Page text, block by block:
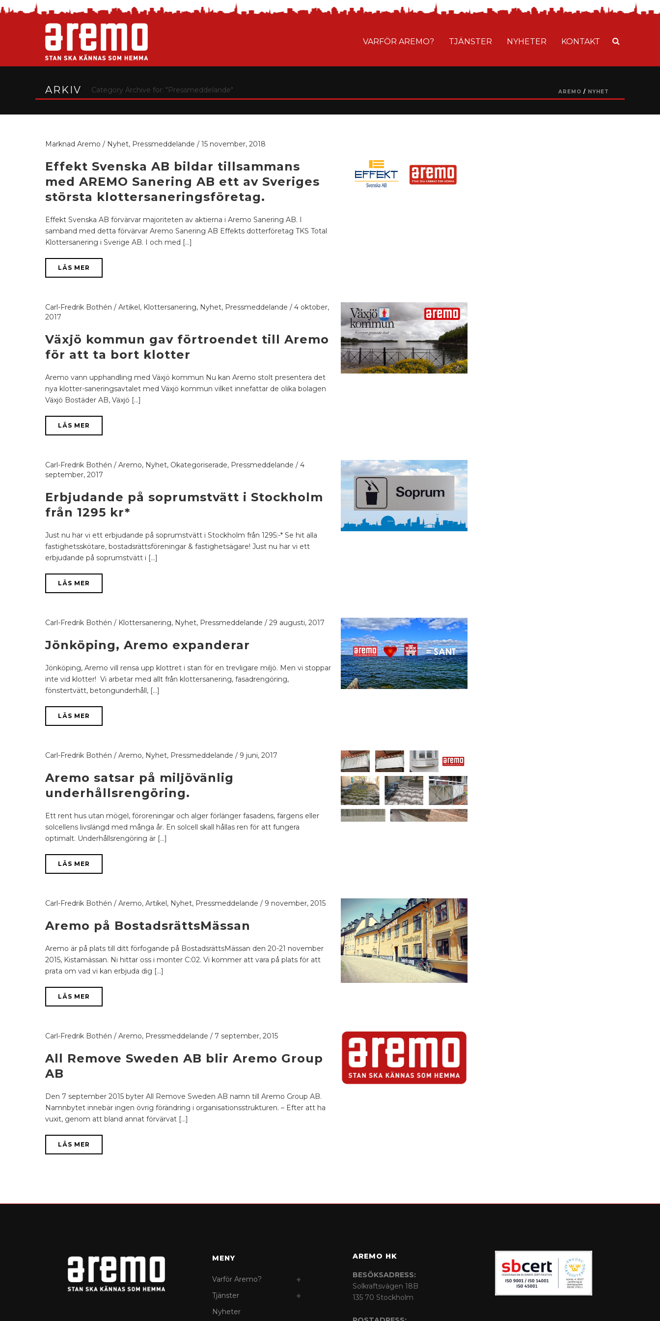
VARFÖR AREMO? TJÄNSTER NYHETER KONTAKT
ARKIV Category Archive for: "Pressmeddelande" AREMO / NYHET
Marknad Aremo / Nyhet, Pressmeddelande / 15 november, 2018
Effekt Svenska AB bildar tillsammans
med AREMO Sanering AB ett av Sveriges
största klottersaneringsföretag.
Effekt Svenska AB förvärvar majoriteten av aktierna i Aremo Sanering AB. I
samband med detta förvärvar Aremo Sanering AB Effekts dotterföretag TKS Total
Klottersanering i Sverige AB. I och med [...]
LÄS MER
Carl-Fredrik Bothén / Artikel, Klottersanering, Nyhet, Pressmeddelande / 4 oktober,
2017
Växjö kommun gav förtroendet till Aremo
för att ta bort klotter
Aremo vann upphandling med Växjö kommun Nu kan Aremo stolt presentera det
nya klotter-saneringsavtalet med Växjö kommun vilket innefattar de olika bolagen
Växjö Bostäder AB, Växjö [...]
LÄS MER
Carl-Fredrik Bothén / Aremo, Nyhet, Okategoriserade, Pressmeddelande / 4
september, 2017
Erbjudande på soprumstvätt i Stockholm
från 1295 kr*
Just nu har vi ett erbjudande på soprumstvätt i Stockholm från 1295:-* Se hit alla
fastighetsskötare, bostadsrättsföreningar & fastighetsägare! Just nu har vi ett
erbjudande på soprumstvätt i [...]
LÄS MER
Carl-Fredrik Bothén / Klottersanering, Nyhet, Pressmeddelande / 29 augusti, 2017
Jönköping, Aremo expanderar
Jönköping, Aremo vill rensa upp klottret i stan för en trevligare miljö. Men vi stoppar
inte vid klotter! Vi arbetar med allt från klottersanering, fasadrengöring,
fönstertvätt, betongunderhåll, [...]
LÄS MER
Carl-Fredrik Bothén / Aremo, Nyhet, Pressmeddelande / 9 juni, 2017
Aremo satsar på miljövänlig
underhållsrengöring.
Ett rent hus utan mögel, föroreningar och alger förlänger fasadens, färgens eller
solcellens livslängd med många år. En solcell skall hållas ren för att fungera
optimalt. Underhållsrengöring är [...]
LÄS MER
Carl-Fredrik Bothén / Aremo, Artikel, Nyhet, Pressmeddelande / 9 november, 2015
Aremo på BostadsrättsMässan
Aremo är på plats till ditt förfogande på BostadsrättsMässan den 20-21 november
2015, Kistamässan. Ni hittar oss i monter C:02. Vi kommer att vara på plats för att
prata om vad vi kan erbjuda dig [...]
LÄS MER
Carl-Fredrik Bothén / Aremo, Pressmeddelande / 7 september, 2015
All Remove Sweden AB blir Aremo Group
AB
Den 7 september 2015 byter All Remove Sweden AB namn till Aremo Group AB.
Namnbytet innebär ingen övrig förändring i organisationsstrukturen. – Efter att ha
vuxit, genom att bland annat förvärvat [...]
LÄS MER
MENY
Varför Aremo?
Tjänster
Nyheter
AREMO HK
BESÖKSADRESS:
Solkraftsvägen 18B
135 70 Stockholm